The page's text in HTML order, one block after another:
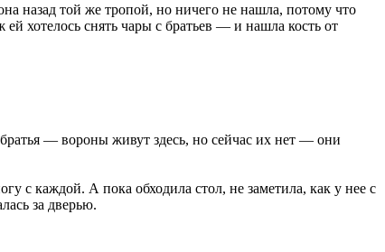
назад той же тропой, но ничего не нашла, потому что
хотелось снять чары с братьев — и нашла кость от
братья — вороны живут здесь, но сейчас их нет — они
с каждой. А пока обходила стол, не заметила, как у нее с
за дверью.